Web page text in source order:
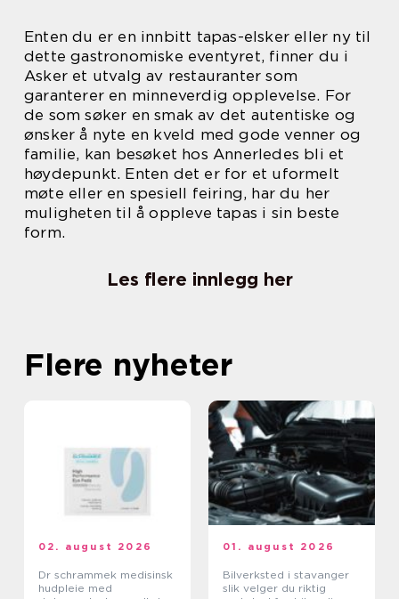
Enten du er en innbitt tapas-elsker eller ny til
dette gastronomiske eventyret, finner du i
Asker et utvalg av restauranter som
garanterer en minneverdig opplevelse. For
de som søker en smak av det autentiske og
ønsker å nyte en kveld med gode venner og
familie, kan besøket hos Annerledes bli et
høydepunkt. Enten det er for et uformelt
møte eller en spesiell feiring, har du her
muligheten til å oppleve tapas i sin beste
form.
Les flere innlegg her
Flere nyheter
02. august 2026
Dr schrammek medisinsk
hudpleie med
01. august 2026
Bilverksted i stavanger
slik velger du riktig